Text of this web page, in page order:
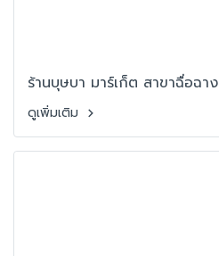
ร้านบุษบา มาร์เก็ต สาขาฉื่อฉาง
ดูเพิ่มเติม